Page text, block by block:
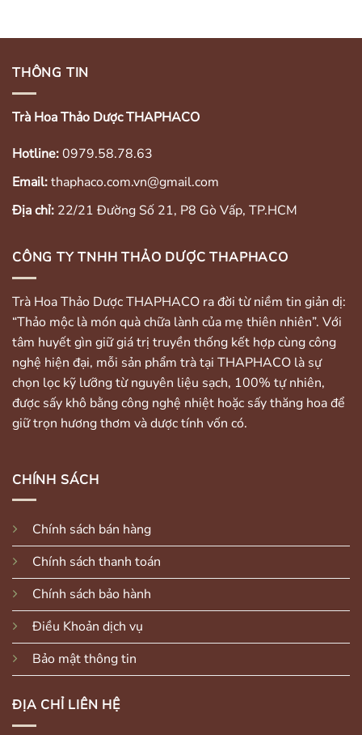
THÔNG TIN
Trà Hoa Thảo Dược THAPHACO
Hotline:0979.58.78.63
Email:thaphaco.com.vn@gmail.com
Địa chỉ: 22/21 Đường Số 21, P8 Gò Vấp, TP.HCM
CÔNG TY TNHH THẢO DƯỢC THAPHACO
Trà Hoa Thảo Dược THAPHACO ra đời từ niềm tin giản dị:
“Thảo mộc là món quà chữa lành của mẹ thiên nhiên”. Với
tâm huyết gìn giữ giá trị truyền thống kết hợp cùng công
nghệ hiện đại, mỗi sản phẩm trà tại THAPHACO là sự
chọn lọc kỹ lưỡng từ nguyên liệu sạch, 100% tự nhiên,
được sấy khô bằng công nghệ nhiệt hoặc sấy thăng hoa để
giữ trọn hương thơm và dược tính vốn có.
CHÍNH SÁCH
Chính sách bán hàng
Chính sách thanh toán
Chính sách bảo hành
Điều Khoản dịch vụ
Bảo mật thông tin
ĐỊA CHỈ LIÊN HỆ